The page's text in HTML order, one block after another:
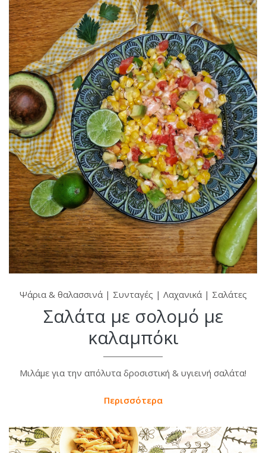
Ψάρια & θαλασσινά| Συνταγές | Λαχανικά| Σαλάτες
Σαλάτα με σολομό με
καλαμπόκι
Μιλάμε για την απόλυτα δροσιστική & υγιεινή σαλάτα!
Περισσότερα